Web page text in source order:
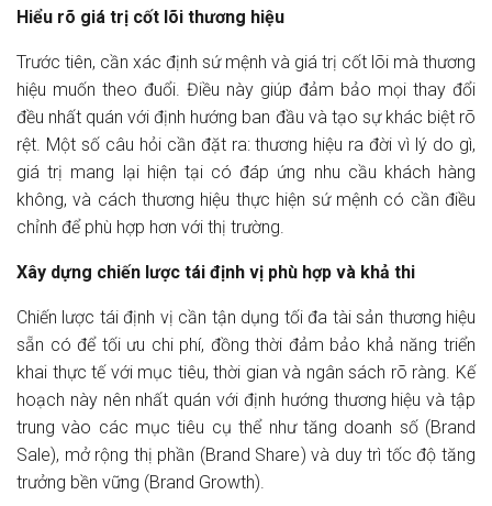
Hiểu rõ giá trị cốt lõi thương hiệu
Trước tiên, cần xác định sứ mệnh và giá trị cốt lõi mà thương
hiệu muốn theo đuổi. Điều này giúp đảm bảo mọi thay đổi
đều nhất quán với định hướng ban đầu và tạo sự khác biệt rõ
rệt. Một số câu hỏi cần đặt ra: thương hiệu ra đời vì lý do gì,
giá trị mang lại hiện tại có đáp ứng nhu cầu khách hàng
không, và cách thương hiệu thực hiện sứ mệnh có cần điều
chỉnh để phù hợp hơn với thị trường.
Xây dựng chiến lược tái định vị phù hợp và khả thi
Chiến lược tái định vị cần tận dụng tối đa tài sản thương hiệu
sẵn có để tối ưu chi phí, đồng thời đảm bảo khả năng triển
khai thực tế với mục tiêu, thời gian và ngân sách rõ ràng. Kế
hoạch này nên nhất quán với định hướng thương hiệu và tập
trung vào các mục tiêu cụ thể như tăng doanh số (Brand
Sale), mở rộng thị phần (Brand Share) và duy trì tốc độ tăng
trưởng bền vững (Brand Growth).